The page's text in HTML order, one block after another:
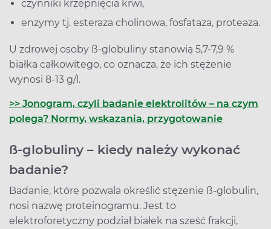
czynniki krzepnięcia krwi,
enzymy tj. esteraza cholinowa, fosfataza, proteaza.
U zdrowej osoby ß-globuliny stanowią 5,7-7,9 %
białka całkowitego, co oznacza, że ich stężenie
wynosi 8-13 g/l.
>> Jonogram, czyli badanie elektrolitów – na czym
polega? Normy, wskazania, przygotowanie
ß-globuliny – kiedy należy wykonać
badanie?
Badanie, które pozwala określić stężenie ß-globulin,
nosi nazwę proteinogramu. Jest to
elektroforetyczny podział białek na sześć frakcji,